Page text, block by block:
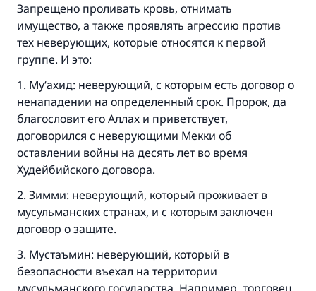
Запрещено проливать кровь, отнимать
имущество, а также проявлять агрессию против
тех неверующих, которые относятся к первой
группе. И это:
1. Му‘ахид: неверующий, с которым есть договор о
ненападении на определенный срок. Пророк, да
благословит его Аллах и приветствует,
договорился с неверующими Мекки об
оставлении войны на десять лет во время
Худейбийского договора.
2. Зимми: неверующий, который проживает в
мусульманских странах, и с которым заключен
договор о защите.
3. Мустаъмин: неверующий, который в
безопасности въехал на территории
Ответ № 110845 помог сохранить
брак.
Посланник Аллаха, мир ему и
благословение, сказал: